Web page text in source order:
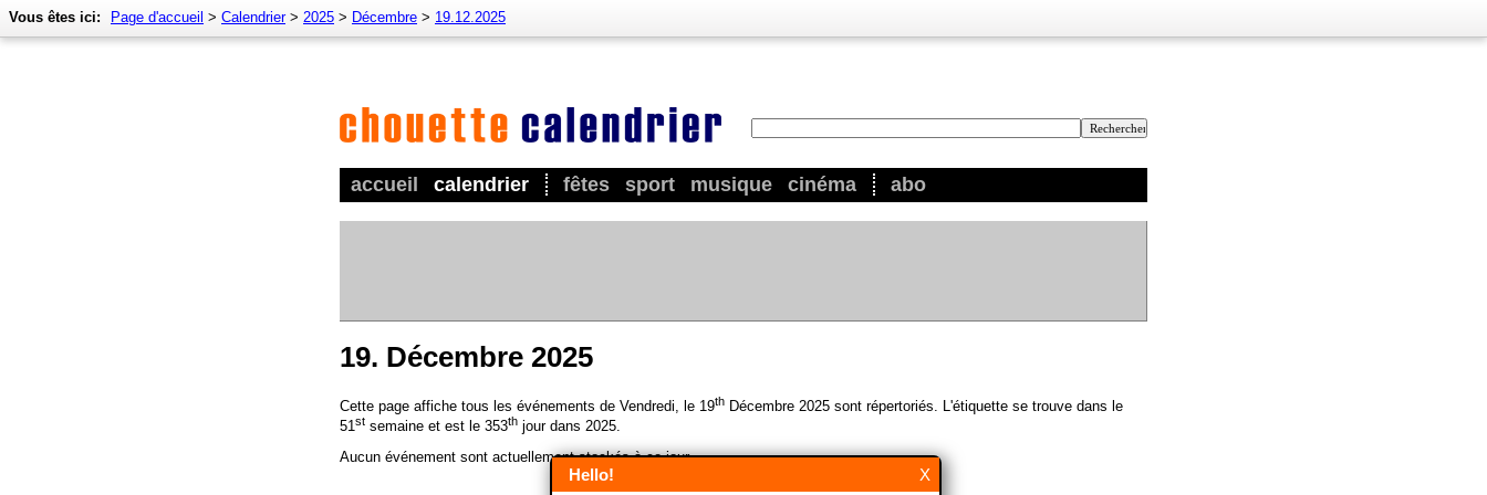
accueil calendrier fêtes sport musique cinéma abo
Vous êtes ici: Page d'accueil > Calendrier> 2025 > Décembre > 19.12.2025
19. Décembre 2025
Cette page affiche tous les événements de Vendredi, le 19th Décembre 2025 sont répertoriés. L'étiquette se trouve dans le
51st semaine et est le 353th jour dans 2025.
Aucun événement sont actuellement stockés à ce jour.
X
Hello!